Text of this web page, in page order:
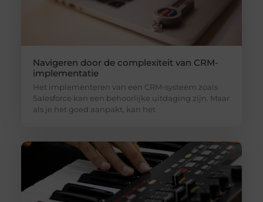
Navigeren door de complexiteit van CRM-
implementatie
Het implementeren van een CRM-systeem zoals
Salesforce kan een behoorlijke uitdaging zijn. Maar
als je het goed aanpakt, kan het